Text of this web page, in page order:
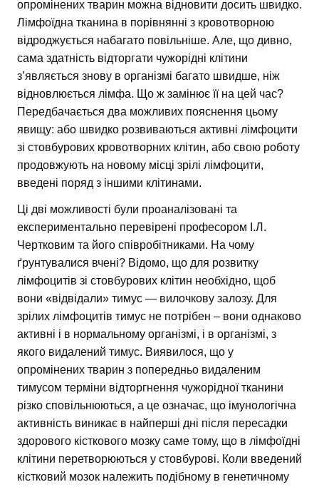
опромінених тварин можна відновити досить швидко.
Лімфоїдна тканина в порівнянні з кровотворною
відроджується набагато повільніше. Але, що дивно,
сама здатність відторгати чужорідні клітини
з’являється знову в організмі багато швидше, ніж
відновлюється лімфа. Що ж замінює її на цей час?
Передбачається два можливих пояснення цьому
явищу: або швидко розвиваються активні лімфоцити
зі стовбурових кровотворних клітин, або свою роботу
продовжують на новому місці зрілі лімфоцити,
введені поряд з іншими клітинами.
Ці дві можливості були проаналізовані та
експериментально перевірені професором І.Л.
Чертковим та його співробітниками. На чому
ґрунтувалися вчені? Відомо, що для розвитку
лімфоцитів зі стовбурових клітин необхідно, щоб
вони «відвідали» тимус — вилочкову залозу. Для
зрілих лімфоцитів тимус не потрібен – вони однаково
активні і в нормальному організмі, і в організмі, з
якого видалений тимус. Виявилося, що у
опромінених тварин з попередньо видаленим
тимусом терміни відторгнення чужорідної тканини
різко сповільнюються, а це означає, що імунологічна
активність виникає в найперші дні після пересадки
здорового кісткового мозку саме тому, що в лімфоїдні
клітини перетворюються у стовбурові. Коли введений
кістковий мозок належить подібному в генетичному